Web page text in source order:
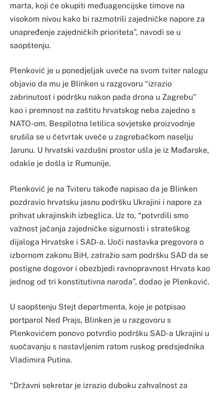
marta, koji će okupiti međuagencijske timove na
visokom nivou kako bi razmotrili zajedničke napore za
unapređenje zajedničkih prioriteta”, navodi se u
saopštenju.
Plenković je u ponedjeljak uveče na svom tviter nalogu
objavio da mu je Blinken u razgovoru “izrazio
zabrinutost i podršku nakon pada drona u Zagrebu”
kao i premnost na zaštitu hrvatskog neba zajedno s
NATO-om. Bespilotna letilica sovjetske proizvodnje
srušila se u četvrtak uveče u zagrebačkom naselju
Jarunu. U hrvatski vazdušni prostor ušla je iz Mađarske,
odakle je došla iz Rumunije.
Plenković je na Tviteru takođe napisao da je Blinken
pozdravio hrvatsku jasnu podršku Ukrajini i napore za
prihvat ukrajinskih izbeglica. Uz to, “potvrdili smo
važnost jačanja zajedničke sigurnosti i strateškog
dijaloga Hrvatske i SAD-a. Uoči nastavka pregovora o
izbornom zakonu BiH, zatražio sam podršku SAD da se
postigne dogovor i obezbjedi ravnopravnost Hrvata kao
jednog od tri konstitutivna naroda”, dodao je Plenković.
U saopštenju Stejt departmenta, koje je potpisao
portparol Ned Prajs, Blinken je u razgovoru s
Plenkovićem ponovo potvrdio podršku SAD-a Ukrajini u
suočavanju s nastavljenim ratom ruskog predsjednika
Vladimira Putina.
“Državni sekretar je izrazio duboku zahvalnost za